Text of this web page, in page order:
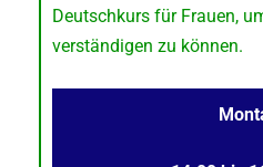
Deutschkurs für Frauen,
verständigen zu können.